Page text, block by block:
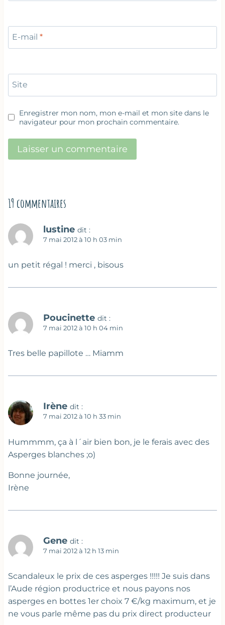
E-mail *
Site
Enregistrer mon nom, mon e-mail et mon site dans le
navigateur pour mon prochain commentaire.
19 commentaires
lustine dit :
7 mai 2012 à 10 h 03 min
un petit régal ! merci , bisous
Poucinette dit :
7 mai 2012 à 10 h 04 min
Tres belle papillote … Miamm
Irène dit :
7 mai 2012 à 10 h 33 min
Hummmm, ça à l´air bien bon, je le ferais avec des
Asperges blanches ;o)
Bonne journée,
Irène
Gene dit :
7 mai 2012 à 12 h 13 min
Scandaleux le prix de ces asperges !!!!! Je suis dans
l’Aude région productrice et nous payons nos
asperges en bottes 1er choix 7 €/kg maximum, et je
ne vous parle même pas du prix direct producteur